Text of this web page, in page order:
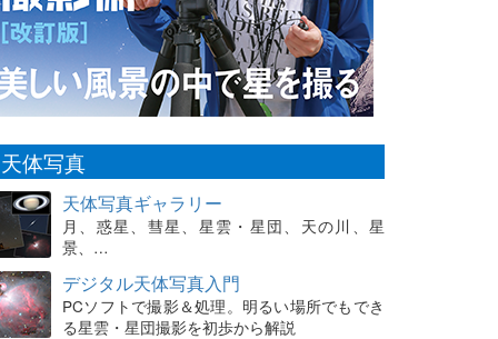
天体写真
天体写真ギャラリー
月、惑星、彗星、星雲・星団、天の川、星
景、…
デジタル天体写真入門
PCソフトで撮影＆処理。明るい場所でもでき
る星雲・星団撮影を初歩から解説